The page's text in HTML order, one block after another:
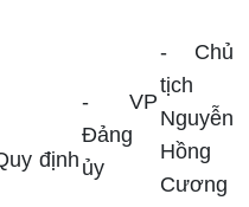
định
-VP
Đảng
ủy
- Chủ
tịch
Nguyễn
Hồng
Cương